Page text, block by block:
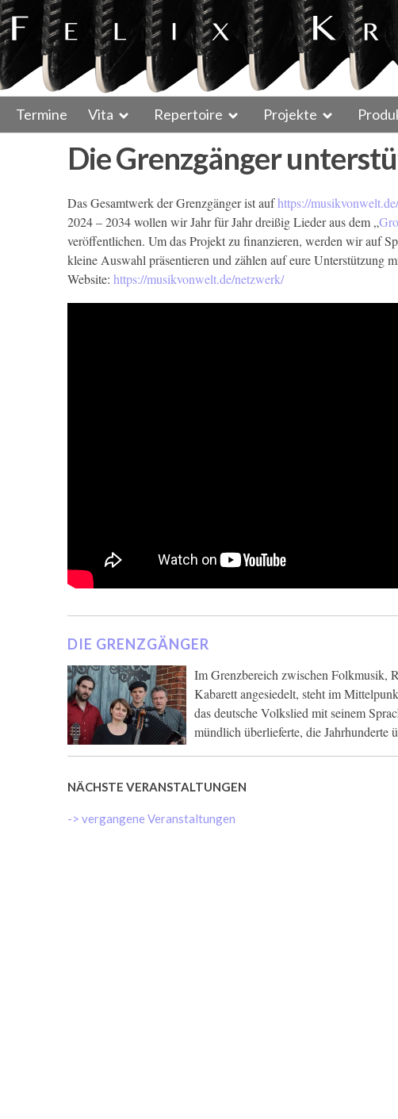
Termine Vita Repertoire Projekte
Die Grenzgänger
Das Gesamtwerk der Grenzgänger ist aufhttps://musikvonwelt.de/
2024 – 2034 wollen wir Jahr für Jahr dreißig Lieder aus dem „
veröffentlichen. Um das Projekt zu finanzieren, werden wir auf
kleine Auswahl präsentieren und zählen auf eure Unterstützung
Website: https://musikvonwelt.de/netzwerk/
DIE GRENZGÄNGER
Im Grenzbereich zwischen Folkmusik,
Kabarett angesiedelt, steht im
das deutsche Volkslied mit seinem
mündlich überlieferte, die Jahrhunderte
NÄCHSTE VERANSTALTUNGEN
-> vergangene Veranstaltungen